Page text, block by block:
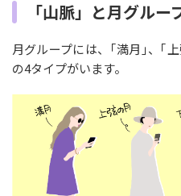
「山脈」と月グルー
月グループには、｢満月｣、｢
の4タイプがいます。